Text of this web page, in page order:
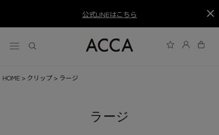
公式LINEはこちら
HOME クリップ ラージ
ラージ